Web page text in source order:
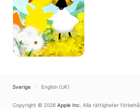
Sverige English (UK)
Copyright © 2026 Apple Inc. Alla rättigheter